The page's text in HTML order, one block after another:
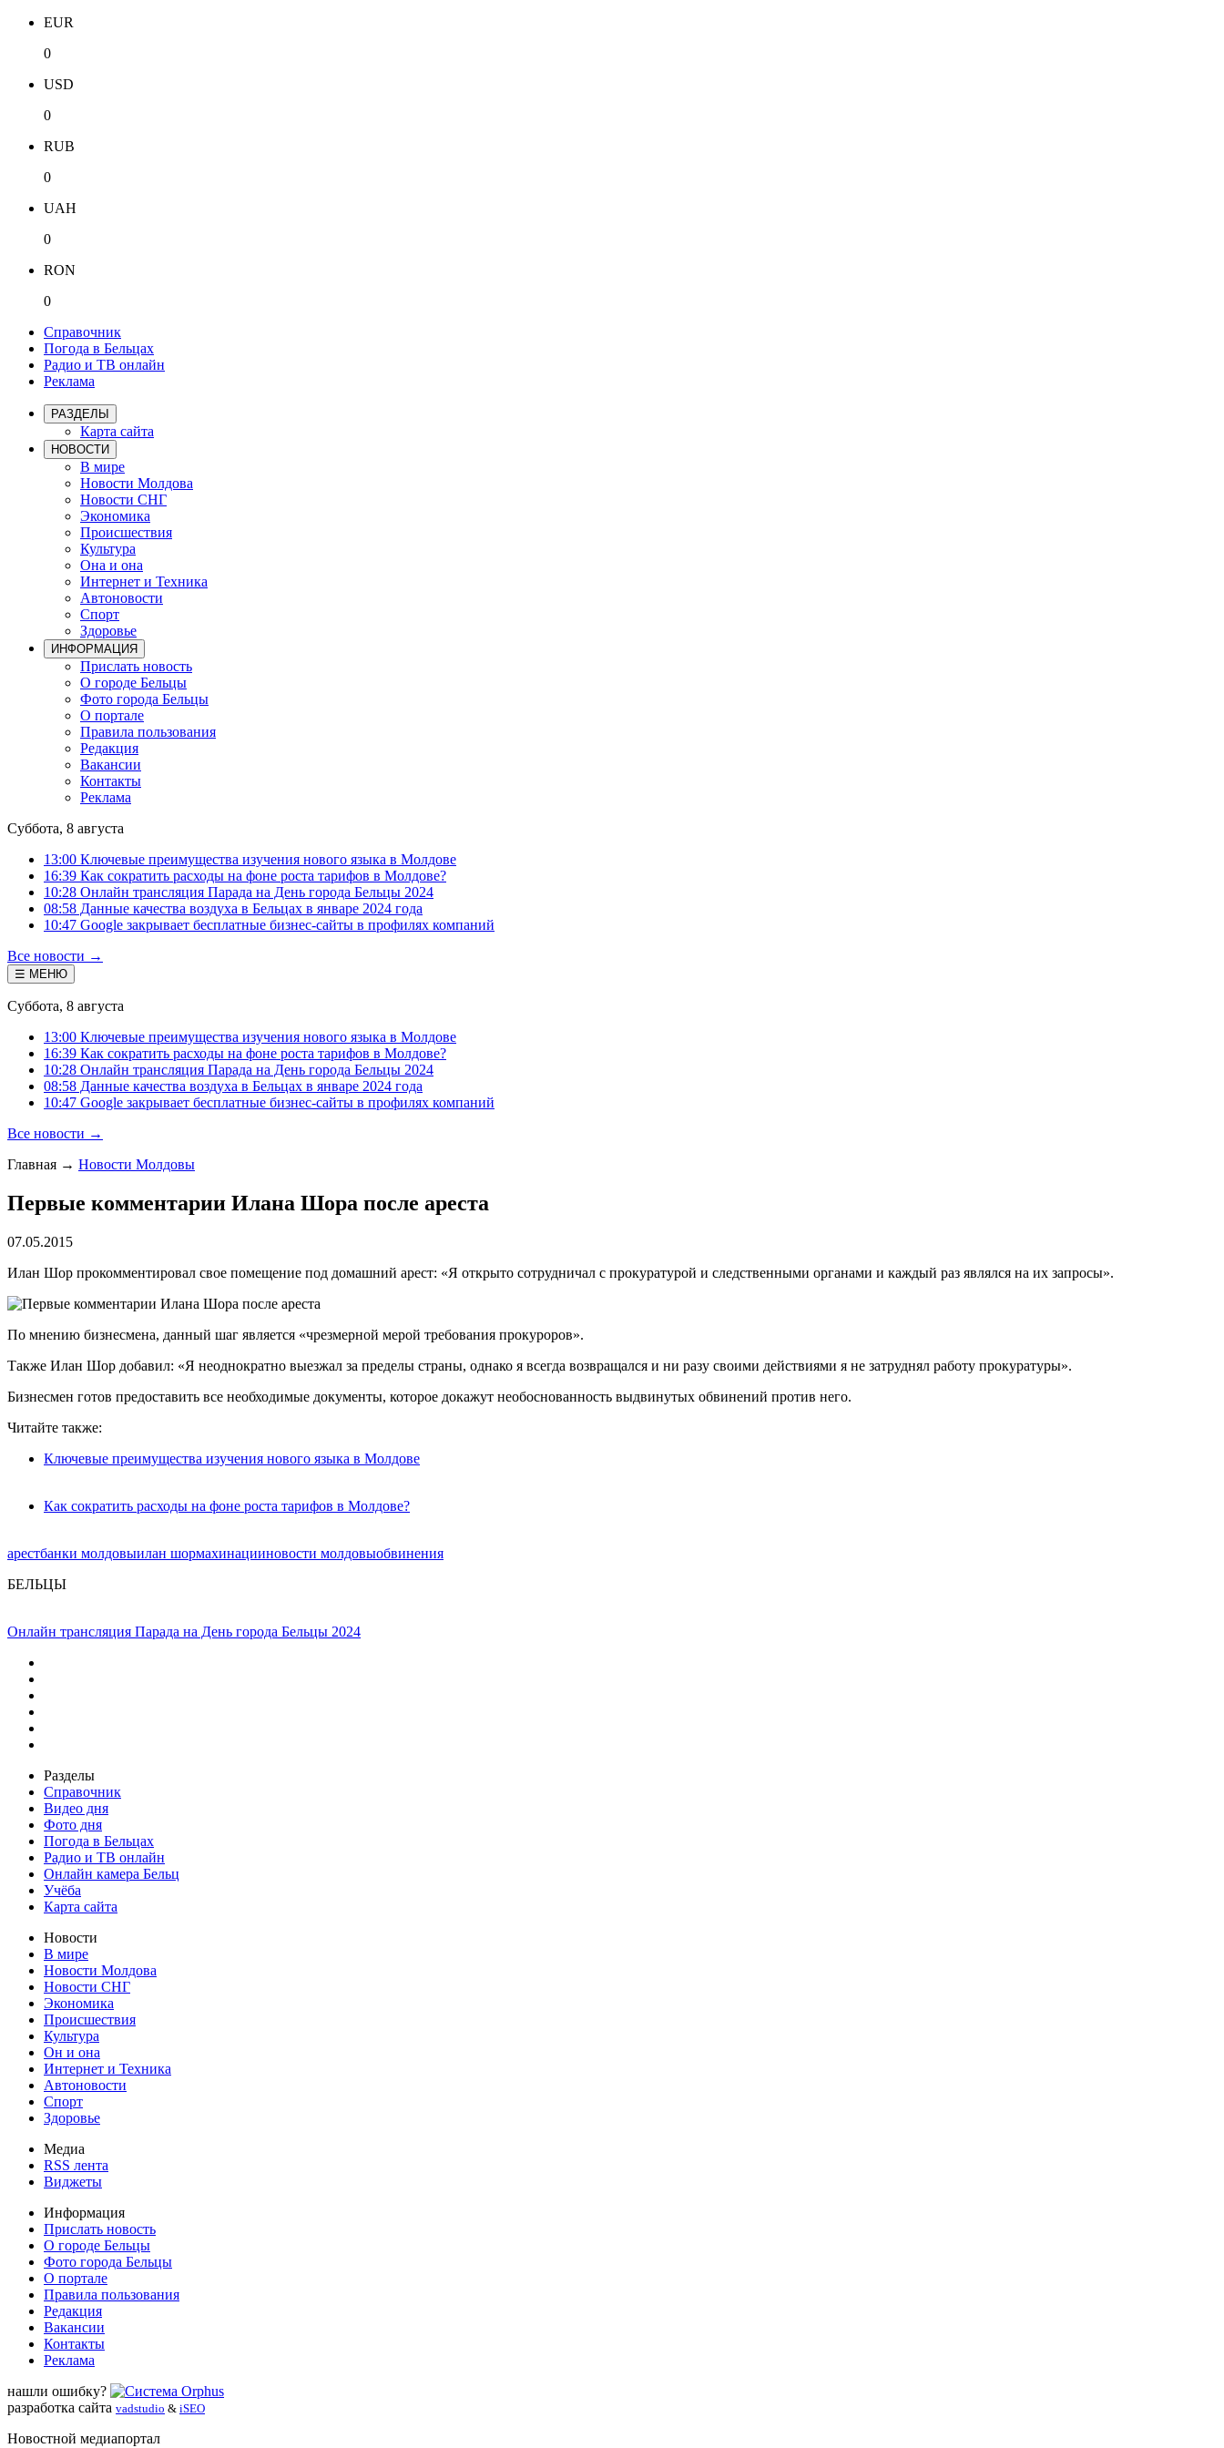
EUR
0
USD
0
RUB
0
UAH
0
RON
0
Справочник
Погода в Бельцах
Радио и ТВ онлайн
Реклама
РАЗДЕЛЫ
Карта сайта
НОВОСТИ
В мире
Новости Молдова
Новости СНГ
Экономика
Происшествия
Культура
Она и она
Интернет и Техника
Автоновости
Спорт
Здоровье
ИНФОРМАЦИЯ
Прислать новость
О городе Бельцы
Фото города Бельцы
О портале
Правила пользования
Редакция
Вакансии
Контакты
Реклама
Суббота, 8 августа
13:00 Ключевые преимущества изучения нового языка в Молдове
16:39 Как сократить расходы на фоне роста тарифов в Молдове?
10:28 Онлайн трансляция Парада на День города Бельцы 2024
08:58 Данные качества воздуха в Бельцах в январе 2024 года
10:47 Google закрывает бесплатные бизнес-сайты в профилях компаний
Все новости →
☰ МЕНЮ
Суббота, 8 августа
13:00 Ключевые преимущества изучения нового языка в Молдове
16:39 Как сократить расходы на фоне роста тарифов в Молдове?
10:28 Онлайн трансляция Парада на День города Бельцы 2024
08:58 Данные качества воздуха в Бельцах в январе 2024 года
10:47 Google закрывает бесплатные бизнес-сайты в профилях компаний
Все новости →
Главная → Новости Молдовы
Первые комментарии Илана Шора после ареста
07.05.2015
Илан Шор прокомментировал свое помещение под домашний арест: «Я открыто сотрудничал с прокуратурой и следственными органами и каждый раз являлся на их запросы».
По мнению бизнесмена, данный шаг является «чрезмерной мерой требования прокуроров».
Также Илан Шор добавил: «Я неоднократно выезжал за пределы страны, однако я всегда возвращался и ни разу своими действиями я не затруднял работу прокуратуры».
Бизнесмен готов предоставить все необходимые документы, которое докажут необоснованность выдвинутых обвинений против него.
Читайте также:
Ключевые преимущества изучения нового языка в Молдове
Как сократить расходы на фоне роста тарифов в Молдове?
арестбанки молдовыилан шормахинацииновости молдовыобвинения
БЕЛЬЦЫ
Онлайн трансляция Парада на День города Бельцы 2024
Разделы
Справочник
Видео дня
Фото дня
Погода в Бельцах
Радио и ТВ онлайн
Онлайн камера Бельц
Учёба
Карта сайта
Новости
В мире
Новости Молдова
Новости СНГ
Экономика
Происшествия
Культура
Он и она
Интернет и Техника
Автоновости
Спорт
Здоровье
Медиа
RSS лента
Виджеты
Информация
Прислать новость
О городе Бельцы
Фото города Бельцы
О портале
Правила пользования
Редакция
Вакансии
Контакты
Реклама
нашли ошибку?
разработка сайта vadstudio & iSEO
Новостной медиапортал